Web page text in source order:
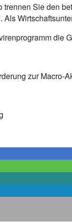
Sie den
die
zur Macro-